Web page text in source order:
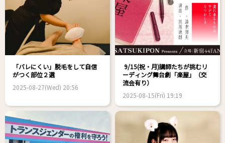
「バレにくい」脱毛をして自信
がつく部位２選
2025-08-27(Wed) 20:56
9/15(祝・月)講師たちが挑むリ
ーディング舞台劇「楽屋」（交
流会有り）
2025-08-15(Fri) 19:19